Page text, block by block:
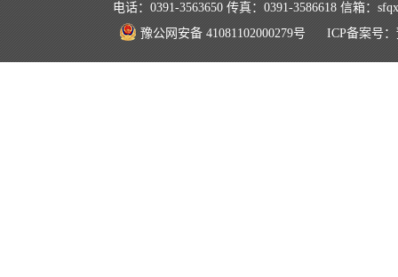
电话：0391-3563650 传真：0391-3586618 信箱：
豫公网安备 41081102000279号
ICP备案号：